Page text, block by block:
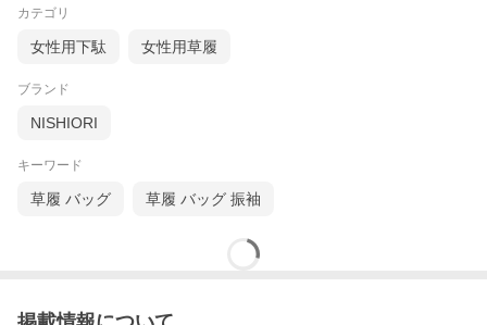
ちょうど良い品のある高さです。
くい構造になっているのもポイントです♪
サイズ選びの目安は、草履台から少し踵が出る位が美しい着姿と
されています。
小物を変えるだけで雰囲気が変わって見えます。
518/081 w 75015 E-set-g-LL hara 52502202
カテゴリ
女性用下駄 女性用草履
ブランド
NISHIORI
キーワード
草履 バッグ 草履 バッグ 振袖